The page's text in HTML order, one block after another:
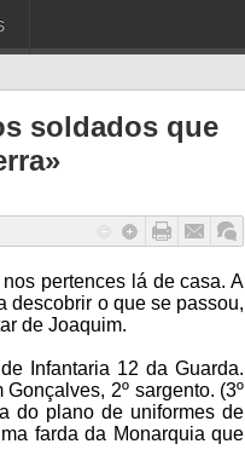
soldados que
pertences lá de casa. A
descobrir o que se passou,
de Joaquim.
Infantaria 12 da Guarda.
2º sargento. (3º
do plano de uniformes de
farda da Monarquia que